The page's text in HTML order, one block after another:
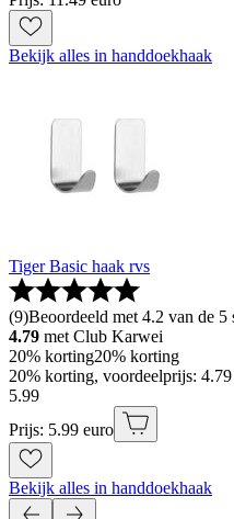
Bekijk alles in handdoekhaak
Tiger Basic haak rvs
(9)Beoordeeld met 4.2 van de
4.79 met Club Karwei
20% korting20% korting
20% korting, voordeelprijs:
5.99
Prijs: 5.99 euro
Bekijk alles in handdoekhaak